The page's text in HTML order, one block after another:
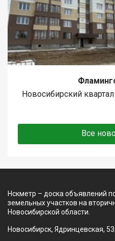
Новосибирский квартал
Все
Нскметр – доска объявлений
земельных участков на
Новосибирской области.
Новосибирск, Ядринцевская,